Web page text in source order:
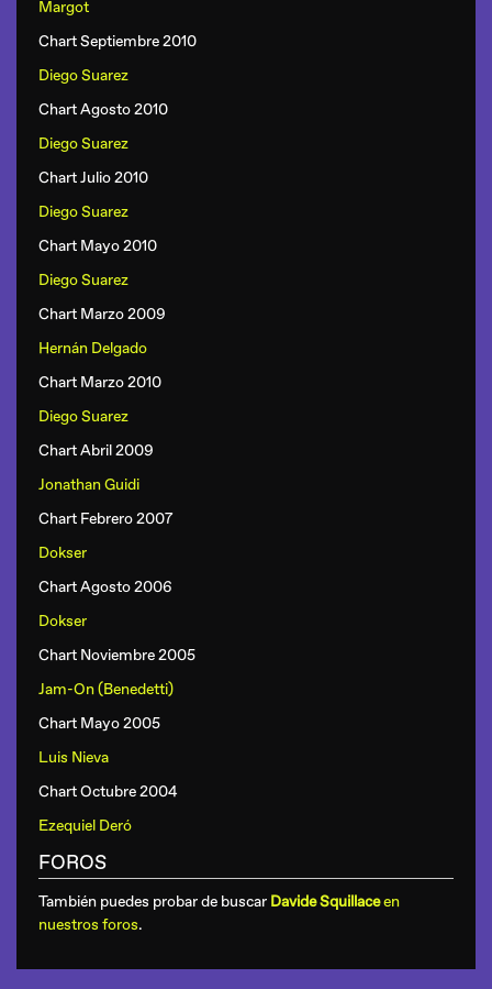
Margot
Chart Septiembre 2010
Diego Suarez
Chart Agosto 2010
Diego Suarez
Chart Julio 2010
Diego Suarez
Chart Mayo 2010
Diego Suarez
Chart Marzo 2009
Hernán Delgado
Chart Marzo 2010
Diego Suarez
Chart Abril 2009
Jonathan Guidi
Chart Febrero 2007
Dokser
Chart Agosto 2006
Dokser
Chart Noviembre 2005
Jam-On (Benedetti)
Chart Mayo 2005
Luis Nieva
Chart Octubre 2004
Ezequiel Deró
FOROS
También puedes probar de buscar Davide Squillaceen
nuestros foros.